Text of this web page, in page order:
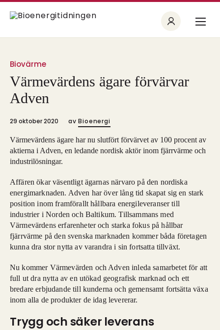
Biovärme
Värmevärdens ägare förvärvar
Adven
29 oktober 2020 av Bioenergi
Värmevärdens ägare har nu slutfört förvärvet av 100 procent av
aktierna i Adven, en ledande nordisk aktör inom fjärrvärme och
industrilösningar.
Affären ökar väsentligt ägarnas närvaro på den nordiska
energimarknaden. Adven har över lång tid skapat sig en stark
position inom framförallt hållbara energileveranser till
industrier i Norden och Baltikum. Tillsammans med
Värmevärdens erfarenheter och starka fokus på hållbar
fjärrvärme på den svenska marknaden kommer båda företagen
kunna dra stor nytta av varandra i sin fortsatta tillväxt.
Nu kommer Värmevärden och Adven inleda samarbetet för att
full ut dra nytta av en utökad geografisk marknad och ett
bredare erbjudande till kunderna och gemensamt fortsätta växa
inom alla de produkter de idag levererar.
Trygg och säker leverans